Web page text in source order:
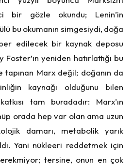
bir gözle okundu; Lenin’in
bu okumanın simgesiydi, doğa
edilecek bir kaynak deposu
Foster’ın yeniden hatırlattığı bu
Marx değil; doğanın da
kaynağı olduğunu bilen
tam buradadır: Marx’ın
orada hep var olan ama uzun
damarı, metabolik yarık
Yani nükleeri reddetmek için
tersine, onun en çok